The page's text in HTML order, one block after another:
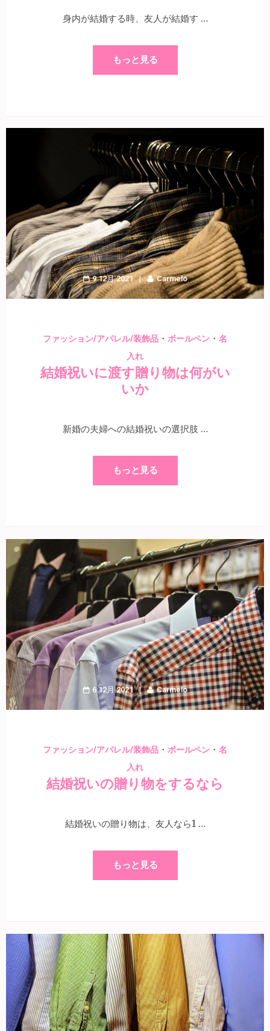
身内が結婚する時、友人が結婚す …
もっと見る
9 12月 2021 Carmelo
ファッション/アパレル/装飾品 ・ ボールペン ・ 名
入れ
結婚祝いに渡す贈り物は何がい
いか
新婚の夫婦への結婚祝いの選択肢 …
もっと見る
6 12月 2021 Carmelo
ファッション/アパレル/装飾品 ・ ボールペン ・ 名
入れ
結婚祝いの贈り物をするなら
結婚祝いの贈り物は、友人なら1 …
もっと見る